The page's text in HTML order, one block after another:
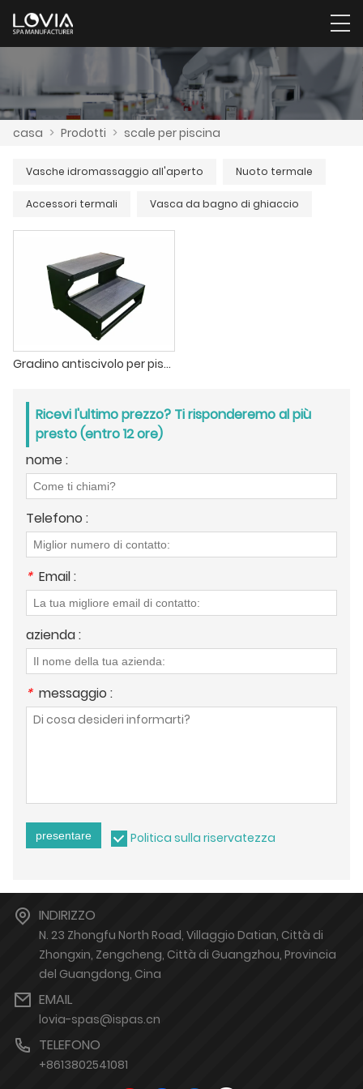
casa > Prodotti > scale per piscina
Vasche idromassaggio all'aperto Nuoto termale
Accessori termali Vasca da bagno di ghiaccio
Gradino antiscivolo per piscina e vasca idromassaggio Jacuzzi
Ricevi l'ultimo prezzo? Ti risponderemo al più
presto (entro 12 ore)
nome :
Telefono :
* Email :
azienda :
* messaggio :
presentare Politica sulla riservatezza
INDIRIZZO
N. 23 Zhongfu North Road, Villaggio Datian, Città di
Zhongxin, Zengcheng, Città di Guangzhou, Provincia
del Guangdong, Cina
EMAIL
lovia-spas@ispas.cn
TELEFONO
+8613802541081